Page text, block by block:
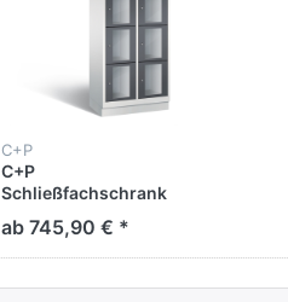
C+P
C+P
Schließfachschrank
ab 745,90 € *